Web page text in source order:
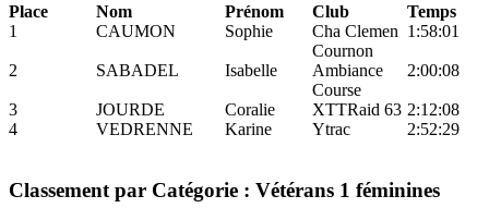
Place Nom Prénom Club
Temps
1
CAUMON Sophie Cha Clemen 1:58:01
2 SABADEL Isabelle
Cournon
Ambiance
Course
2:00:08
3 JOURDE Coralie XTTRaid 63 2:12:08
4
VEDRENNE Karine Ytrac 2:52:29
Classement par Catégorie : Vétérans 1 féminines